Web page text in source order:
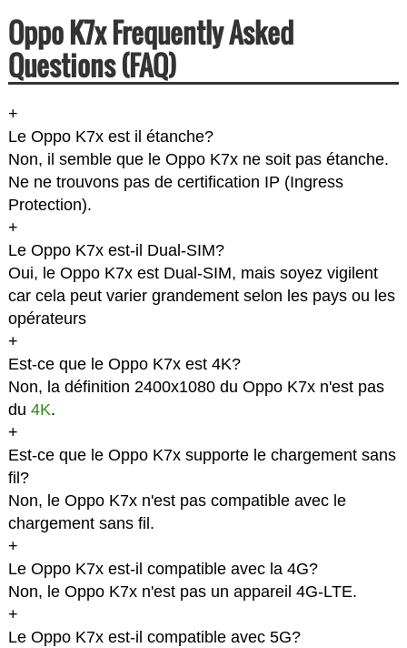
Oppo K7x Frequently Asked
Questions (FAQ)
+
Le Oppo K7x est il étanche?
Non, il semble que le Oppo K7x ne soit pas étanche.
Ne ne trouvons pas de certification IP (Ingress
Protection).
+
Le Oppo K7x est-il Dual-SIM?
Oui, le Oppo K7x est Dual-SIM, mais soyez vigilent
car cela peut varier grandement selon les pays ou les
opérateurs
+
Est-ce que le Oppo K7x est 4K?
Non, la définition 2400x1080 du Oppo K7x n'est pas
du 4K.
+
Est-ce que le Oppo K7x supporte le chargement sans
fil?
Non, le Oppo K7x n'est pas compatible avec le
chargement sans fil.
+
Le Oppo K7x est-il compatible avec la 4G?
Non, le Oppo K7x n'est pas un appareil 4G-LTE.
+
Le Oppo K7x est-il compatible avec 5G?